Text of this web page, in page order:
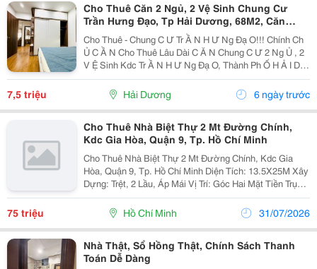
Cho Thuê Căn 2 Ngủ, 2 Vệ Sinh Chung Cư
Trần Hưng Đạo, Tp Hải Dương, 68M2, Căn
Góc, Giá Tốt
Cho Thuê - Chung C Ư Tr Ầ N H Ư Ng Đạ O!!! Chính Ch
Ủ C Ầ N Cho Thuê Lâu Dài C Ă N Chung C Ư 2 Ng Ủ , 2
V Ệ Sinh Kdc Tr Ầ N H Ư Ng Đạ O, Thành Ph Ố H Ả I D
Ươ Ng - Di Ệ N Tích ~68M2, C Ă N Góc - Thi Ế T K Ế 2
Ng Ủ , 2 V Ệ Sinh, View H Ồ B Ạ Ch...
7,5 triệu Hải Dương 6 ngày trước
Cho Thuê Nhà Biệt Thự 2 Mt Đường Chính,
Kdc Gia Hòa, Quận 9, Tp. Hồ Chí Minh
Cho Thuê Nhà Biệt Thự 2 Mt Đường Chính, Kdc Gia
Hòa, Quận 9, Tp. Hồ Chí Minh Diện Tích: 13.5X25M Xây
Dựng: Trệt, 2 Lầu, Áp Mái Vị Trí: Góc Hai Mặt Tiền Trục
Đường Chính Thích Hợp Làm Công Ty, Cho Chuyên Gia
75 triệu Hồ Chí Minh 31/07/2026
Nhà Thật, Sổ Hồng Thật, Chính Sách Thanh
Toán Dễ Dàng